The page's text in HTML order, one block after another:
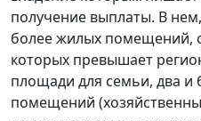
получение выплаты. В
более жилых помещений,
которых превышает
площади для семьи, два и
помещений